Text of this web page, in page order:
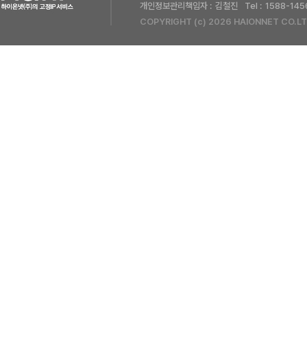
개인정보관리책임자 : 김철진 Tel : 1588-
COPYRIGHT (c) 2026 HAIONNET